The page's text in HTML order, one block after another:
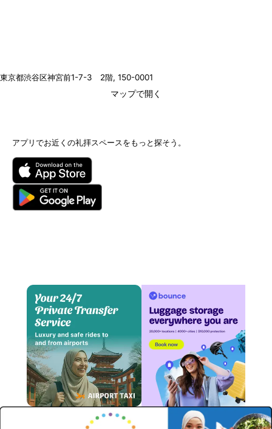
東京都渋谷区神宮前1-7-3 2階, 150-0001
マップで開く
アプリでお近くの礼拝スペースをもっと探そう。